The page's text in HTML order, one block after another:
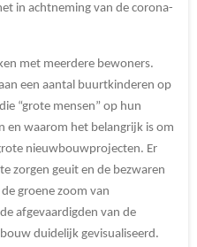
in achtneming van de corona-
met meerdere bewoners.
een aantal buurtkinderen op
“grote mensen” op hun
en waarom het belangrijk is om
nieuwbouwprojecten. Er
zorgen geuit en de bezwaren
groene zoom van
afgevaardigden van de
duidelijk gevisualiseerd.